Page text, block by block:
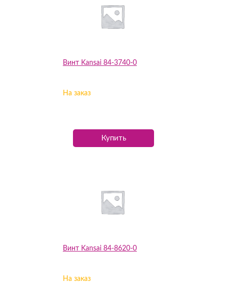
Винт Kansai 84-3740-0
На заказ
Купить
Винт Kansai 84-8620-0
На заказ